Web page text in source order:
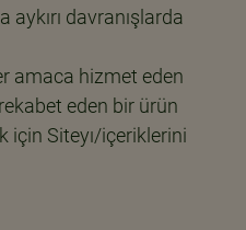
aykırı davranışlarda
amaca hizmet eden
eden bir ürün
için Siteyı/içeriklerini